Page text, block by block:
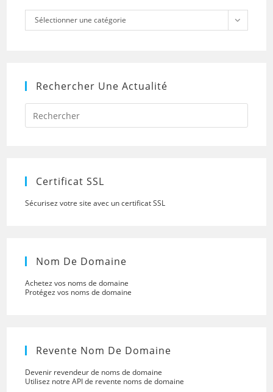
Catégories
Sélectionner une catégorie
Rechercher Une Actualité
Press
to
Certificat SSL
Sécurisez votre site avec un certificat SSL
Nom De Domaine
Achetez vos noms de domaine
Protégez vos noms de domaine
Revente Nom De Domaine
Devenir revendeur de noms de domaine
Utilisez notre API de revente noms de domaine